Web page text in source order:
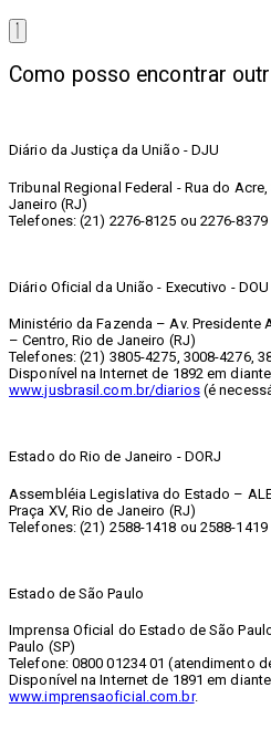
Como posso encontrar
Diário da Justiça da União - DJU
Tribunal Regional Federal - Rua do
Janeiro (RJ)
Telefones: (21) 2276-8125 ou 2276-8379
Diário Oficial da União - Executivo - DOU
Ministério da Fazenda – Av. Presidente
– Centro, Rio de Janeiro (RJ)
Telefones: (21) 3805-4275, 3008-4276,
Disponível na Internet de 1892 em
www.jusbrasil.com.br/diarios(é
Estado do Rio de Janeiro - DORJ
Assembléia Legislativa do Estado –
Praça XV, Rio de Janeiro (RJ)
Telefones: (21) 2588-1418 ou 2588-1419
Estado de São Paulo
Imprensa Oficial do Estado de São
Paulo (SP)
Telefone: 0800 01234 01 (atendimento
Disponível na Internet de 1891 em
www.imprensaoficial.com.br.